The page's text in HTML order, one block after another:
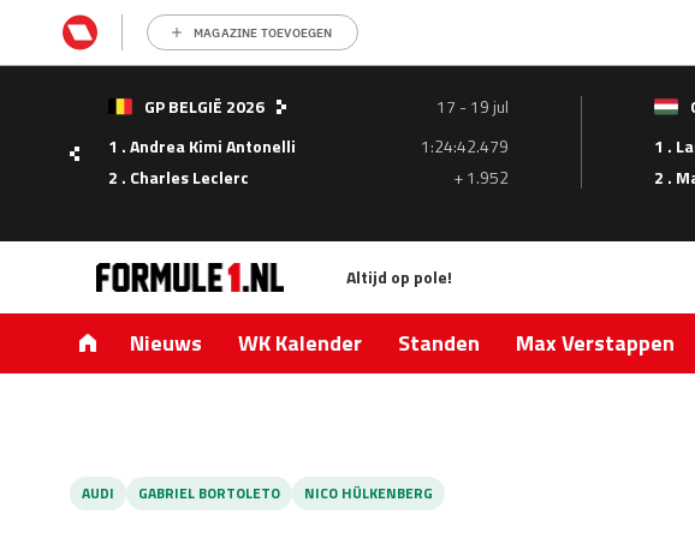
MAGAZINE TOEVOEGEN
GP BELGIË 2026
17 - 19 jul
1 . Andrea Kimi Antonelli
1:24:42.479
2 . Charles Leclerc
+ 1.952
1 .
2 .
Altijd op pole!
Nieuws WK Kalender Standen Max Verstappen
AUDI GABRIEL BORTOLETO NICO HÜLKENBERG